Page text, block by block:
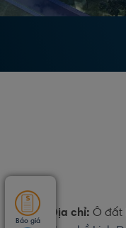
Địa chỉ: Ô đất
Báo giá